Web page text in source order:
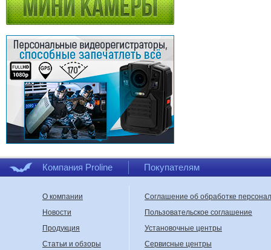
Компания Proline Покупателям
О компании
Новости
Продукция
Статьи и обзоры
Соглашение об обработке
Пользовательское соглашение
Установочные центры
Сервисные центры